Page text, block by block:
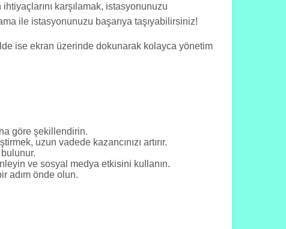
karşılamak, istasyonunuzu
ile istasyonunuzu başarıya taşıyabilirsiniz!
ise ekran üzerinde dokunarak kolayca yönetim
göre şekillendirin.
uzun vadede kazancınızı artırır.
ve sosyal medya etkisini kullanın.
adım önde olun.